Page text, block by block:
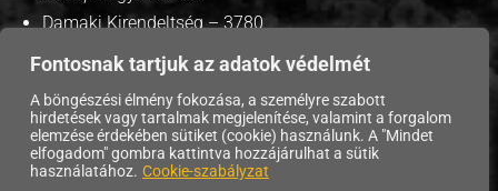
Fontosnak tartjuk az adatok védelmét
A böngészési élmény fokozása, a személyre szabott
hirdetések vagy tartalmak megjelenítése, valamint a forgalom
elemzése érdekében sütiket (cookie) használunk. A "Mindet
elfogadom" gombra kattintva hozzájárulhat a sütik
használatához. Cookie-szabályzat
Damaki Kirendeltség – 3780
Damak, Szabadság út 35.
Copyright © 2026 Edelény Város Önkormányzata. |
Adatvédelmi tájékoztató